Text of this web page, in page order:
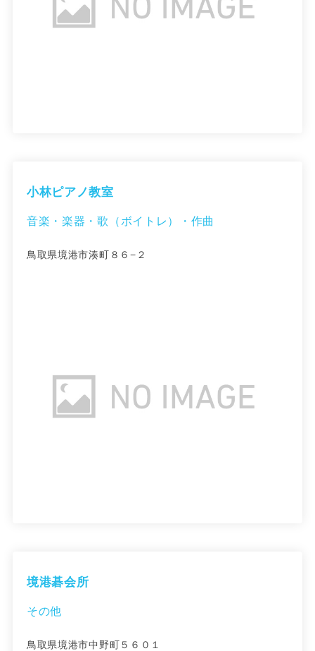
小林ピアノ教室
音楽・楽器・歌（ボイトレ）・作曲
鳥取県境港市湊町８６−２
境港碁会所
その他
鳥取県境港市中野町５６０１